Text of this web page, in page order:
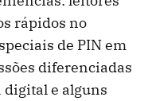
rápidos no
de PIN em
diferenciadas
e alguns